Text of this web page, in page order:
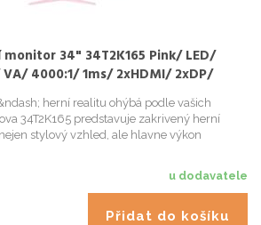
monitor 34" 34T2K165 Pink/ LED/
4000:1/ 1ms/ 2xHDMI/ 2xDP/
herní realitu ohýbá podle vašich
34T2K165 predstavuje zakrivený herní
stylový vzhled, ale hlavne výkon
u dodavatele
Přidat do košíku